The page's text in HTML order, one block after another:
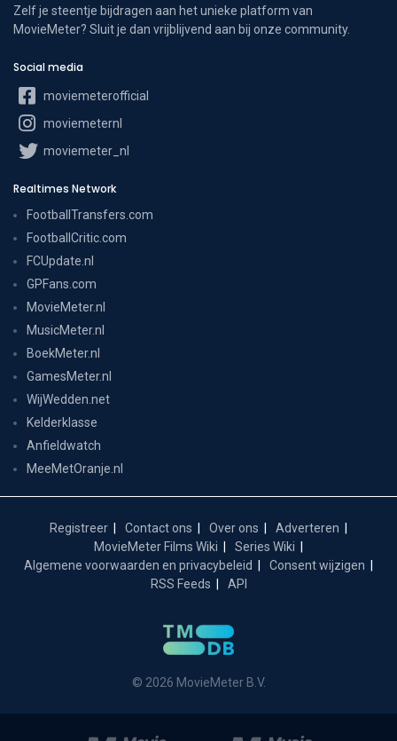
Zelf je steentje bijdragen aan het unieke platform van
MovieMeter? Sluit je dan vrijblijvend aan bij onze community.
Social media
moviemeterofficial
moviemeternl
moviemeter_nl
Realtimes Network
FootballTransfers.com
FootballCritic.com
FCUpdate.nl
GPFans.com
MovieMeter.nl
MusicMeter.nl
BoekMeter.nl
GamesMeter.nl
WijWedden.net
Kelderklasse
Anfieldwatch
MeeMetOranje.nl
Registreer Contact ons Over ons
Adverteren
MovieMeter Films Wiki
Series Wiki
Algemene voorwaarden en privacybeleid
Consent wijzigen
RSS Feeds
API
© 2026 MovieMeter B.V.